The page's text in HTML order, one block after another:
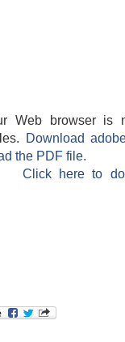
Web browser is
Download
the PDF file.
Click here to